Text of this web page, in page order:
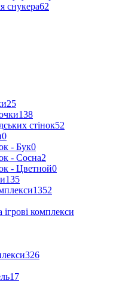
снукера62
25
138
стінок52
0
- Бук0
- Сосна2
- Цветной0
135
1352
комплекси
326
17